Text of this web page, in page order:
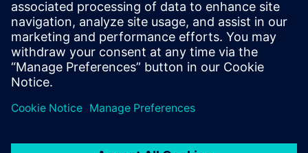
Komfort bieten. In seiner jetzigen Rolle ist
er bestrebt, Partner zusammenzuführen,
um für Kunden optimale Lösungen zu
entwickeln.